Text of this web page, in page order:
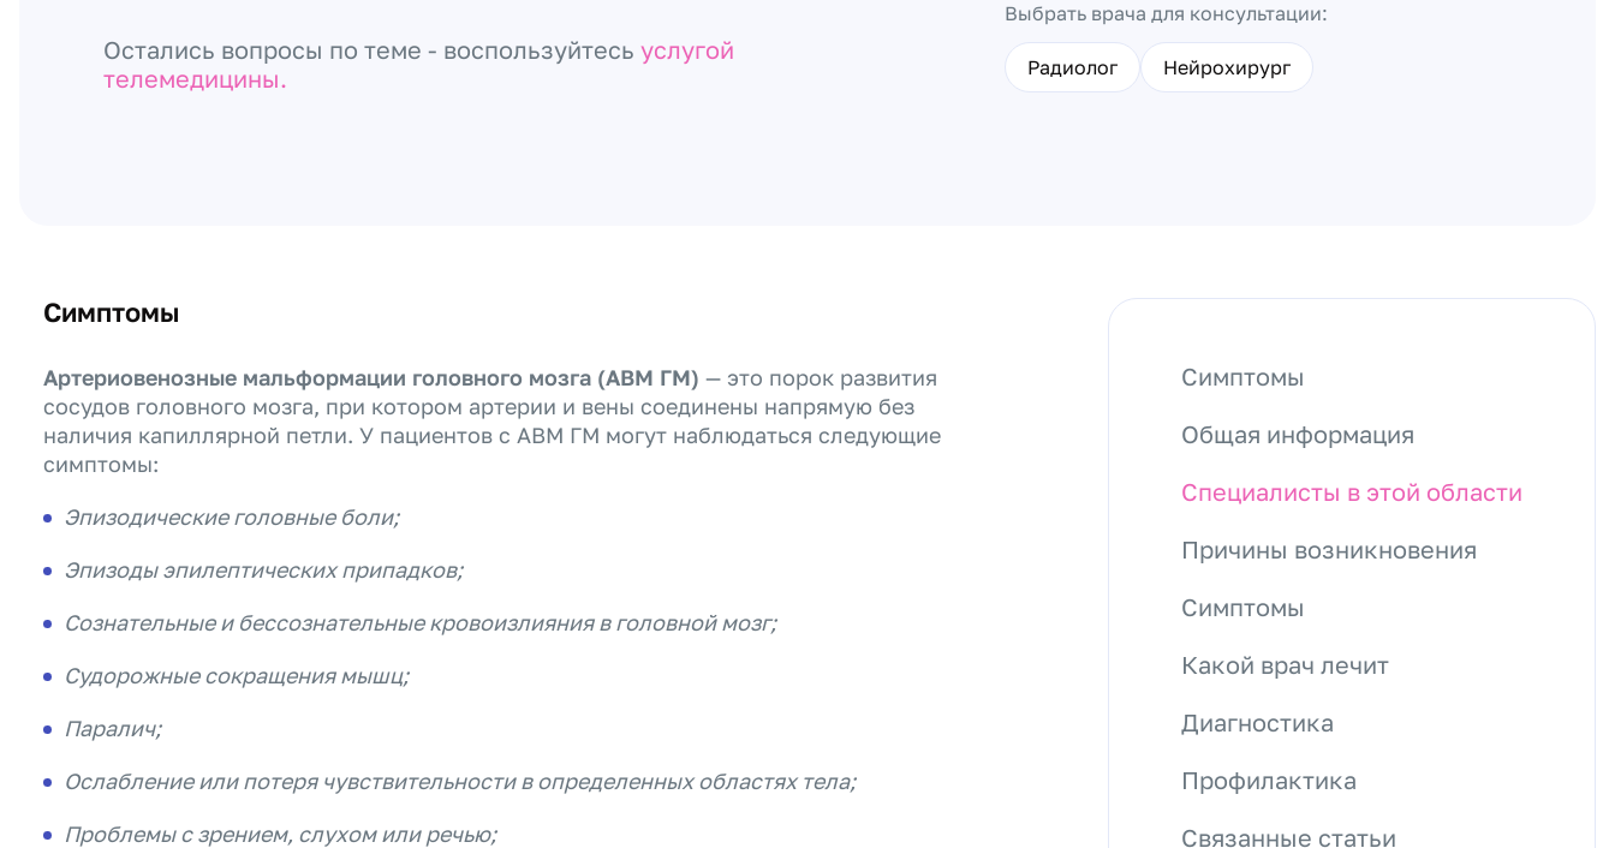
Остались вопросы по теме - воспользуйтесь услугой
телемедицины.
Выбрать врача для консультации:
Радиолог Нейрохирург
Симптомы
Артериовенозные мальформации головного мозга (АВМ ГМ) — это порок развития
сосудов головного мозга, при котором артерии и вены соединены напрямую без
наличия капиллярной петли. У пациентов с АВМ ГМ могут наблюдаться следующие
симптомы:
Эпизодические головные боли;
Эпизоды эпилептических припадков;
Сознательные и бессознательные кровоизлияния в головной мозг;
Судорожные сокращения мышц;
Паралич;
Ослабление или потеря чувствительности в определенных областях тела;
Проблемы с зрением, слухом или речью;
Симптомы
Общая информация
Специалисты в этой области
Причины возникновения
Симптомы
Какой врач лечит
Диагностика
Профилактика
Связанные статьи